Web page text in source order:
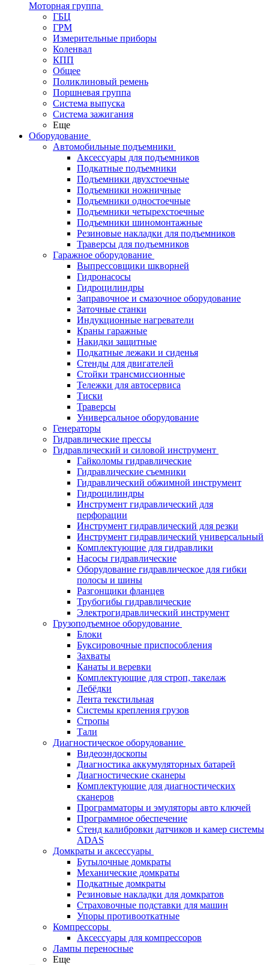
Моторная группа
ГБЦ
ГРМ
Измерительные приборы
Коленвал
КПП
Общее
Поликлиновый ремень
Поршневая группа
Система выпуска
Система зажигания
Еще
Оборудование
Автомобильные подъемники
Аксессуары для подъемников
Подкатные подъемники
Подъемники двухстоечные
Подъемники ножничные
Подъемники одностоечные
Подъемники четырехстоечные
Подъемники шиномонтажные
Резиновые накладки для подъемников
Траверсы для подъемников
Гаражное оборудование
Выпрессовщики шкворней
Гидронасосы
Гидроцилиндры
Заправочное и смазочное оборудование
Заточные станки
Индукционные нагреватели
Краны гаражные
Накидки защитные
Подкатные лежаки и сиденья
Стенды для двигателей
Стойки трансмиссионные
Тележки для автосервиса
Тиски
Траверсы
Универсальное оборудование
Генераторы
Гидравлические прессы
Гидравлический и силовой инструмент
Гайколомы гидравлические
Гидравлические съемники
Гидравлический обжимной инструмент
Гидроцилиндры
Инструмент гидравлический для
перфорации
Инструмент гидравлический для резки
Инструмент гидравлический универсальный
Комплектующие для гидравлики
Насосы гидравлические
Оборудование гидравлическое для гибки
полосы и шины
Разгонщики фланцев
Трубогибы гидравлические
Электрогидравлический инструмент
Грузоподъемное оборудование
Блоки
Буксировочные приспособления
Захваты
Канаты и веревки
Комплектующие для строп, такелаж
Лебёдки
Лента текстильная
Системы крепления грузов
Стропы
Тали
Диагностическое оборудование
Видеоэндоскопы
Диагностика аккумуляторных батарей
Диагностические сканеры
Комплектующие для диагностических
сканеров
Программаторы и эмуляторы авто ключей
Программное обеспечение
Стенд калибровки датчиков и камер системы
ADAS
Домкраты и аксессуары
Бутылочные домкраты
Механические домкраты
Подкатные домкраты
Резиновые накладки для домкратов
Страховочные подставки для машин
Упоры противооткатные
Компрессоры
Аксессуары для компрессоров
Лампы переносные
Еще